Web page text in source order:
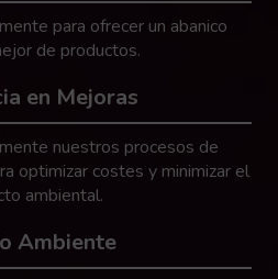
para ofrecer un abanico
de productos.
en Mejoras
nuestros procesos de
optimizar costes y minimizar el
ambiental.
Ambiente